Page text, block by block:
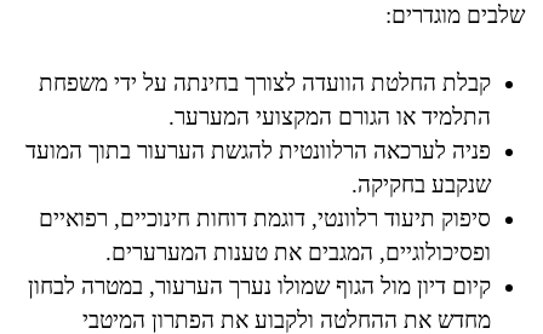
שלבים מוגדרים:
קבלת החלטת הוועדה לצורך בחינתה על ידי משפחת
התלמיד או הגורם המקצועי המערער.
פניה לערכאה הרלוונטית להגשת הערעור בתוך המועד
שנקבע בחקיקה.
סיפוק תיעוד רלוונטי, דוגמת דוחות חינוכיים, רפואיים
ופסיכולוגיים, המגבים את טענות המערערים.
קיום דיון מול הגוף שמולו נערך הערעור, במטרה לבחון
מחדש את ההחלטה ולקבוע את הפתרון המיטבי